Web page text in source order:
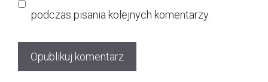
podczas pisania kolejnych komentarzy.